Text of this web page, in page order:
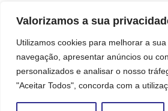
Valorizamos a sua
Utilizamos cookies para melhorar a
navegação, apresentar anúncios ou
personalizados e analisar o nosso
"Aceitar Todos", concorda com a